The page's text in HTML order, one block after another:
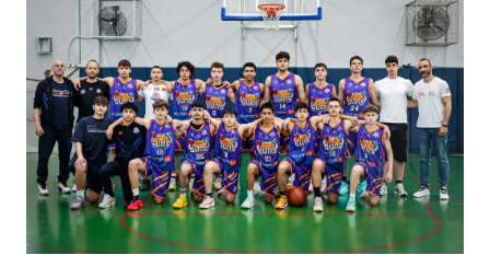
, με τη συμμετοχή σημαντικών ακαδημιών
καλαθοσφαίρισης από την Κύπρο και το εξωτερικό.